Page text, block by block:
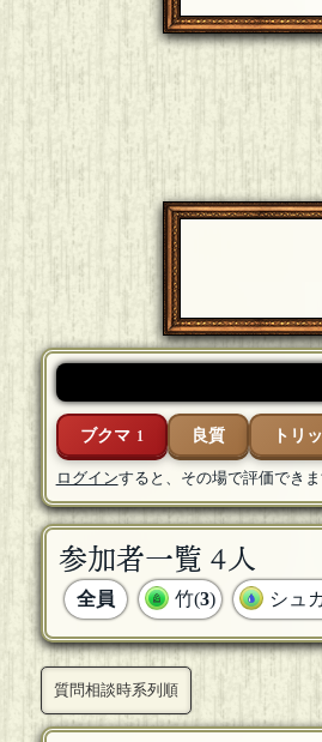
ブクマ 1 良質 トリ
ログインすると、その場で評価できま
参加者一覧 4人
全員 竹(3) シュ
質問相談時系列順